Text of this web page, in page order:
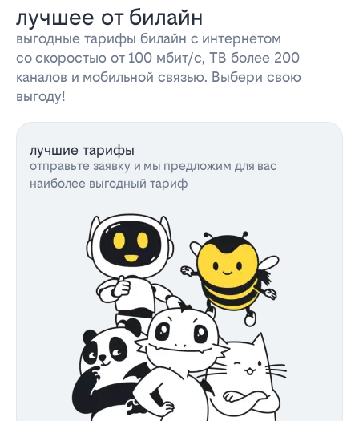
лучшее от билайн
выгодные тарифы билайн с интернетом
со скоростью от 100 мбит/с, ТВ более 200
каналов и мобильной связью. Выбери свою
выгоду!
лучшие тарифы
отправьте заявку и мы предложим для вас
наиболее выгодный тариф